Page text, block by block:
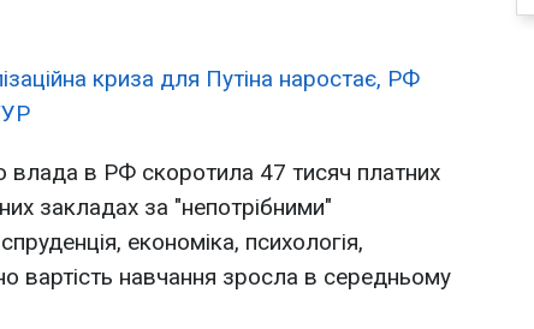
криза для Путіна наростає, РФ
влада в РФ скоротила 47 тисяч платних
закладах за "непотрібними"
економіка, психологія,
вартість навчання зросла в середньому